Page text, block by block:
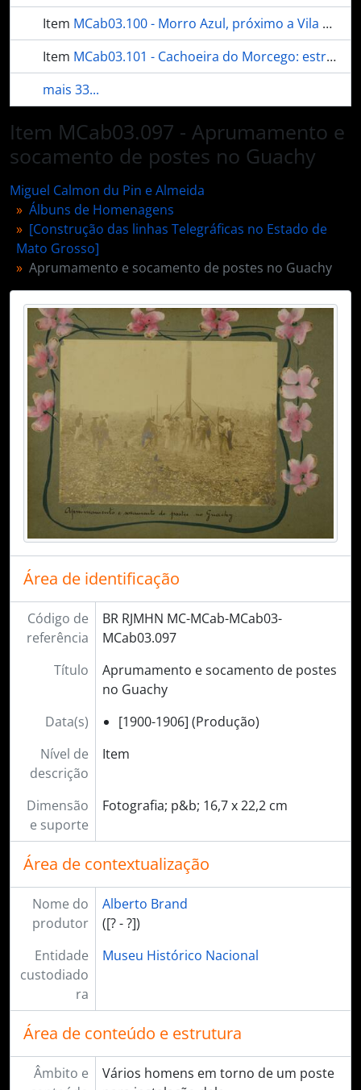
Item MCab03.100 - Morro Azul, próximo a Vila de Aquidauana
Item MCab03.101 - Cachoeira do Morcego: estrangulamento do Aquidauana próximo a Vila do mesmo nome.
mais 33...
Item MCab03.097 - Aprumamento e
socamento de postes no Guachy
Miguel Calmon du Pin e Almeida
Álbuns de Homenagens
[Construção das linhas Telegráficas no Estado de
Mato Grosso]
Aprumamento e socamento de postes no Guachy
Área de identificação
Código de
referência
BR RJMHN MC-MCab-MCab03-
MCab03.097
Título
Aprumamento e socamento de postes
no Guachy
Data(s)
[1900-1906] (Produção)
Nível de
descrição
Item
Dimensão
e suporte
Fotografia; p&b; 16,7 x 22,2 cm
Área de contextualização
Nome do
produtor
Alberto Brand
([? - ?])
Entidade
custodiado
ra
Museu Histórico Nacional
Área de conteúdo e estrutura
Âmbito e
Vários homens em torno de um poste